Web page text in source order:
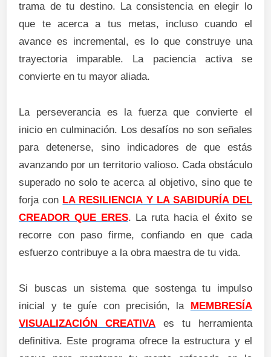
trama de tu destino. La consistencia en elegir lo
que te acerca a tus metas, incluso cuando el
avance es incremental, es lo que construye una
trayectoria imparable. La paciencia activa se
convierte en tu mayor aliada.
La perseverancia es la fuerza que convierte el
inicio en culminación. Los desafíos no son señales
para detenerse, sino indicadores de que estás
avanzando por un territorio valioso. Cada obstáculo
superado no solo te acerca al objetivo, sino que te
forja con LA RESILIENCIA Y LA SABIDURÍA DEL
CREADOR QUE ERES. La ruta hacia el éxito se
recorre con paso firme, confiando en que cada
esfuerzo contribuye a la obra maestra de tu vida.
Si buscas un sistema que sostenga tu impulso
inicial y te guíe con precisión, la MEMBRESÍA
VISUALIZACIÓN CREATIVA es tu herramienta
definitiva. Este programa ofrece la estructura y el